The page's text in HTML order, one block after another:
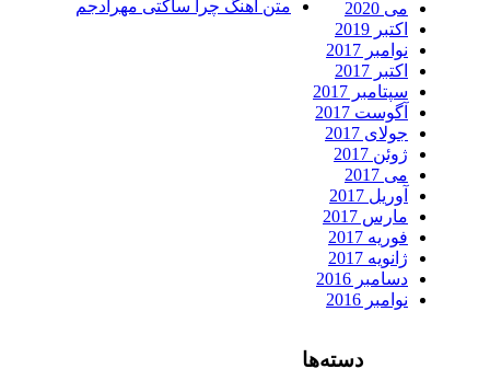
متن آهنگ چرا ساکتی مهرادجم
می 2020
اکتبر 2019
نوامبر 2017
اکتبر 2017
سپتامبر 2017
آگوست 2017
جولای 2017
ژوئن 2017
می 2017
آوریل 2017
مارس 2017
فوریه 2017
ژانویه 2017
دسامبر 2016
نوامبر 2016
دسته‌ها